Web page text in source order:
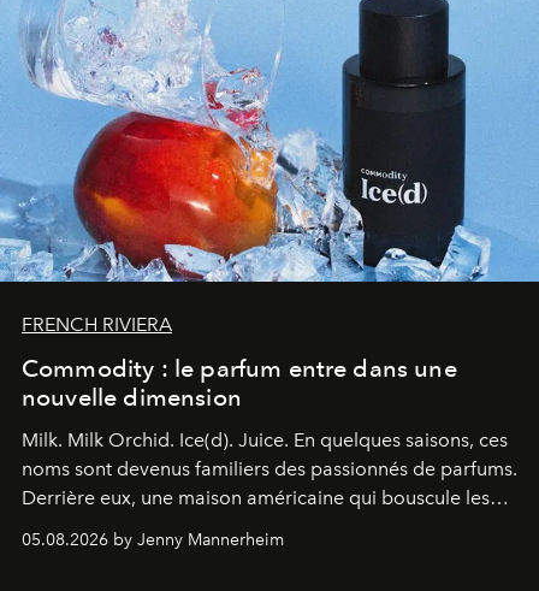
FRENCH RIVIERA
Commodity : le parfum entre dans une
nouvelle dimension
Milk. Milk Orchid. Ice(d). Juice. En quelques saisons, ces
noms sont devenus familiers des passionnés de parfums.
Derrière eux, une maison américaine qui bouscule les
une approche aussi intuitive que personnelle :
05.08.2026 by Jenny Mannerheim